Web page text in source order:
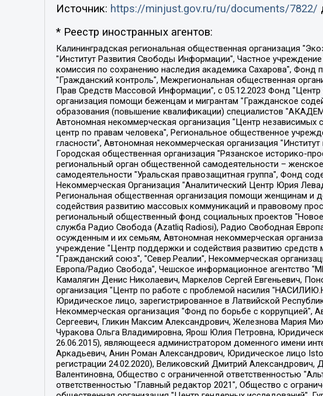
Источник: https://minjust.gov.ru/ru/documents/7822/
* Реестр иностранных агентов:
Калининградская региональная общественная организация "Экозащита!-Женсовет", Фонд содействия защите прав и свобод граждан "Общественный вердикт", Фонд "Институт Развития Свободы Информации", Частное учреждение "Информационное агентство МЕМО. РУ", Региональная общественная организация "Общественная комиссия по сохранению наследия академика Сахарова", Фонд поддержки свободы прессы, Санкт-Петербургская общественная правозащитная организация "Гражданский контроль", Межрегиональная общественная организация "Информационно-просветительский центр "Мемориал", Региональный Фонд "Центр Защиты Прав Средств Массовой Информации", с 05.12.2023 Фонд "Центр Защиты Прав Средств массовой информации", Региональная общественная благотворительная организация помощи беженцам и мигрантам "Гражданское содействие", Негосударственное образовательное учреждение дополнительного профессионального образования (повышение квалификации) специалистов "АКАДЕМИЯ ПО ПРАВАМ ЧЕЛОВЕКА", Свердловская региональная общественная организация "Сутяжник", Автономная некоммерческая организация "Центр независимых социологических исследований", Союз общественных объединений "Российский исследовательский центр по правам человека", Региональное общественное учреждение научно-информационный центр "МЕМОРИАЛ", Некоммерческая организация "Фонд защиты гласности", Автономная некоммерческая организация "Институт прав человека", Городская общественная организация "Екатеринбургское общество "МЕМОРИАЛ", Городская общественная организация "Рязанское историко-просветительское и правозащитное общество "Мемориал" (Рязанский Мемориал), Челябинский региональный орган общественной самодеятельности – женское общественное объединение "Женщины Евразии", Челябинский региональный орган общественной самодеятельности "Уральская правозащитная группа", Фонд содействия защите здоровья и социальной справедливости имени Андрея Рылькова, Автономная Некоммерческая Организация "Аналитический Центр Юрия Левады", Автономная некоммерческая организация социальной поддержки населения "Проект Апрель", Региональная общественная организация помощи женщинам и детям, находящимся в кризисной ситуации "Информационно-методический центр "Анна", Фонд содействия развитию массовых коммуникаций и правовому просвещению "Так-так-Так", Фонд содействия устойчивому развитию "Серебряная тайга", Свердловский региональный общественный фонд социальных проектов "Новое время", "Idel.Реалии", Кавказ.Реалии, Крым.Реалии, Телеканал Настоящее Время, Татаро-башкирская служба Радио Свобода (Azatliq Radiosi), Радио Свободная Европа/Радио Свобода (PCE/PC), "Сибирь.Реалии", "Фактограф", Благотворительный фонд помощи осужденным и их семьям, Автономная некоммерческая организация "Институт глобализации и социальных движений", Фонд "В защиту прав заключенных", Частное учреждение "Центр поддержки и содействия развитию средств массовой информации", Пензенский региональный общественный благотворительный фонд "Гражданский союз", "Север.Реалии", Некоммерческая организация Фонд "Правовая инициатива", Общество с ограниченной ответственностью "Радио Свободная Европа/Радио Свобода", Чешское информационное агентство "MEDIUM-ORIENT", Красноярская региональная общественная организация "Мы против СПИДа", Камалягин Денис Николаевич, Маркелов Сергей Евгеньевич, Пономарев Лев Александрович, Савицкая Людмила Алексеевна, Автономная некоммерческая организация "Центр по работе с проблемой насилия "НАСИЛИЮ.НЕТ", Межрегиональный профессиональный союз работников здравоохранения "Альянс врачей", Юридическое лицо, зарегистрированное в Латвийской Республике, SIA "Medusa Project" (регистрационный номер 40103797863, дата регистрации 10.06.2014), Некоммерческая организация "Фонд по борьбе с коррупцией", Автономная некоммерческая организация "Институт права и публичной